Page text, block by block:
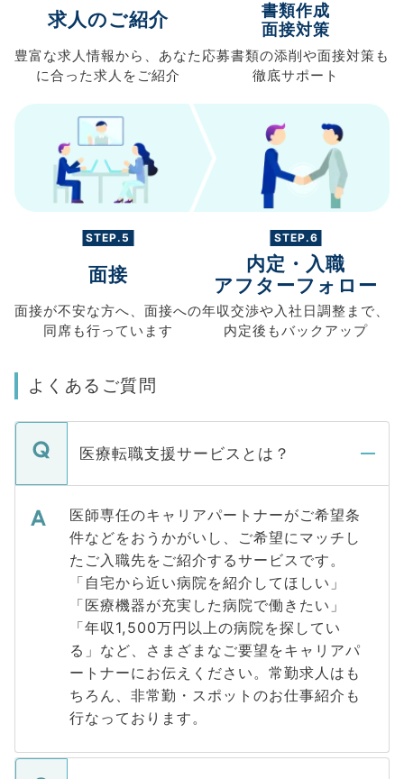
求人のご紹介
豊富な求人情報から、 あなた
に合った求人を ご紹介
書類作成
面接対策
応募書類の添削や面接対策も
徹底サポート
STEP.5
面接
面接が不安な方へ、 面接への
同席も行っています
STEP.6
内定・入職
アフターフォロー
年収交渉や入社日調整まで、
内定後もバックアップ
よくあるご質問
医療転職支援サービスとは？
医師専任のキャリアパートナーがご希望条
件などをおうかがいし、ご希望にマッチし
たご入職先をご紹介するサービスです。
「自宅から近い病院を紹介してほしい」
「医療機器が充実した病院で働きたい」
「年収1,500万円以上の病院を探してい
る」など、さまざまなご要望をキャリアパ
ートナーにお伝えください。常勤求人はも
ちろん、非常勤・スポットのお仕事紹介も
行なっております。